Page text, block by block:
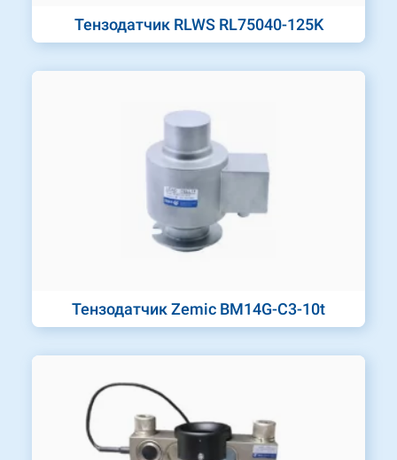
Тензодатчик RLWS RL75040-125K
Тензодатчик Zemic BM14G-C3-10t